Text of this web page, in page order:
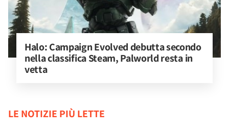
Halo: Campaign Evolved debutta secondo
nella classifica Steam, Palworld resta in
vetta
LE NOTIZIE PIÙ LETTE